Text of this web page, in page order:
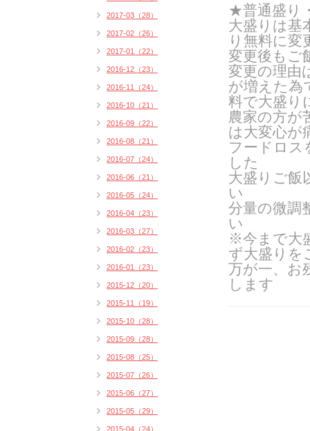
★普通盛り
大盛りは基
り無料に変
変更後もご
変更の理由
が増えた為
料で大盛り
農家の方が
は大変心が
フードロス
した
大盛りご飯
い
分量の微調
い
※今まで大
ず大盛りを
万が一、お
します
2017-03（28）
2017-02（26）
2017-01（22）
2016-12（23）
2016-11（24）
2016-10（21）
2016-09（22）
2016-08（21）
2016-07（24）
2016-06（21）
2016-05（24）
2016-04（23）
2016-03（27）
2016-02（23）
2016-01（23）
2015-12（20）
2015-11（19）
2015-10（28）
2015-09（28）
2015-08（25）
2015-07（26）
2015-06（27）
2015-05（29）
2015-04（24）